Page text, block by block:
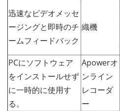
迅速なビデオメッセ
ージングと即時のチ
ームフィードバック
織機
PCにソフトウェア
をインストールせず
に一時的に使用す
る。
Apowerオ
ンライン
レコーダ
ー